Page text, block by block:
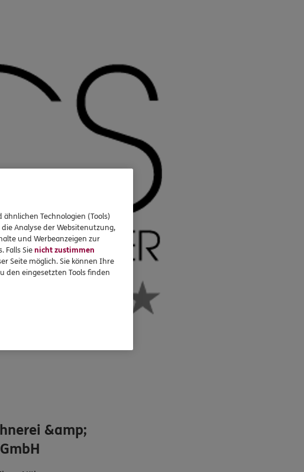
&amp;
ähnlichen Technologien (Tools)
Analyse der Websitenutzung,
und Werbeanzeigen zur
Falls Sienicht zustimmen
Seite möglich. Sie können Ihre
den eingesetzten Tools finden